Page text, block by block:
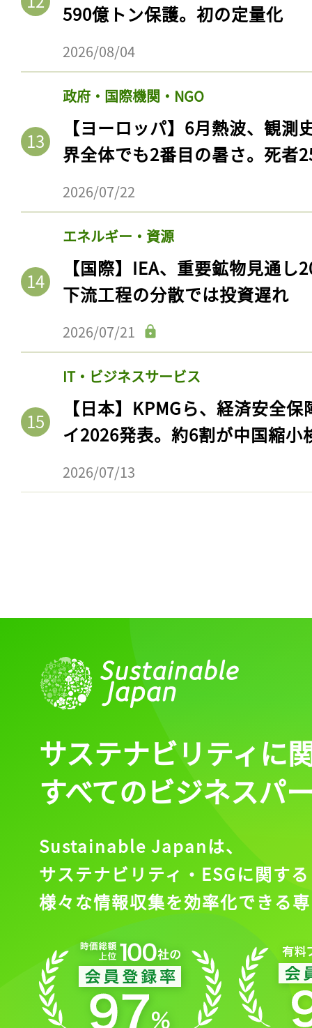
590億トン保護。初の定量化
2026/08/04
政府・国際機関・NGO
【ヨーロッパ】6月熱波、観
界全体でも2番目の暑さ。死者
2026/07/22
エネルギー・資源
【国際】IEA、重要鉱物見通
下流工程の分散では投資遅れ
2026/07/21
IT・ビジネスサービス
【日本】KPMGら、経済安全
イ2026発表。約6割が中国縮小
2026/07/13
サステナビリティに
すべてのビジネスパ
Sustainable Japanは、
サステナビリティ・ESGに関する
様々な情報収集を効率化できる